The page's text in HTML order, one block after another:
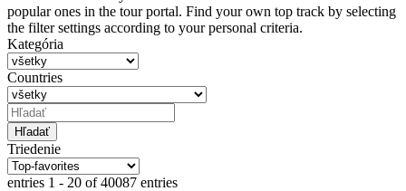
popular ones in the tour portal. Find your own top track by selecting
the filter settings according to your personal criteria.
Kategória
Countries
Triedenie
entries 1 - 20 of 40087 entries